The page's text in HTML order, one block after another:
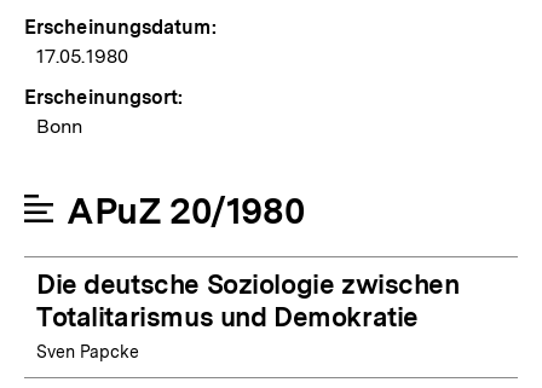
Erscheinungsdatum:
17.05.1980
Erscheinungsort:
Bonn
APuZ 20/1980
Die deutsche Soziologie zwischen
Totalitarismus und Demokratie
Sven Papcke